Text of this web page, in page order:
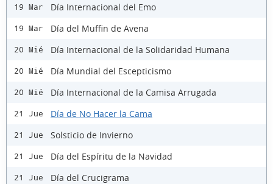
19 Mar Día Internacional del Emo
19 Mar Día del Muffin de Avena
20 Mié Día Internacional de la Solidaridad Humana
20 Mié Día Mundial del Escepticismo
20 Mié Día Internacional de la Camisa Arrugada
21 Jue Día de No Hacer la Cama
21 Jue Solsticio de Invierno
21 Jue Día del Espíritu de la Navidad
21 Jue Día del Crucigrama